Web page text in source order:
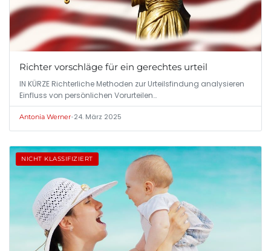
Richter vorschläge für ein gerechtes urteil
IN KÜRZE Richterliche Methoden zur Urteilsfindung analysieren
Einfluss von persönlichen Vorurteilen…
Antonia Werner•24. März 2025
NICHT KLASSIFIZIERT